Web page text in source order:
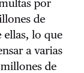
por
de
ellas, lo que
a varias
de